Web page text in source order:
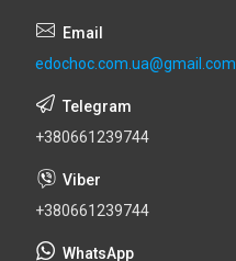
edochoc.com.ua@gmail.com
+380661239744
+380661239744